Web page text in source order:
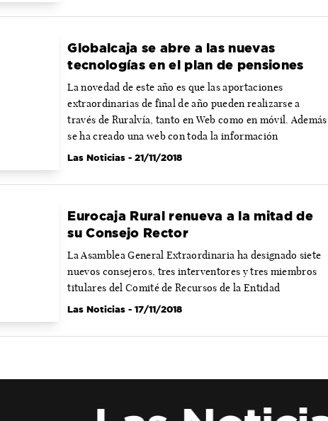
Globalcaja se abre a las nuevas
tecnologías en el plan de pensiones
La novedad de este año es que las aportaciones
extraordinarias de final de año pueden realizarse a
través de Ruralvía, tanto en Web como en móvil. Además
se ha creado una web con toda la información
Las Noticias - 21/11/2018
Eurocaja Rural renueva a la mitad de
su Consejo Rector
La Asamblea General Extraordinaria ha designado siete
nuevos consejeros, tres interventores y tres miembros
titulares del Comité de Recursos de la Entidad
Las Noticias - 17/11/2018